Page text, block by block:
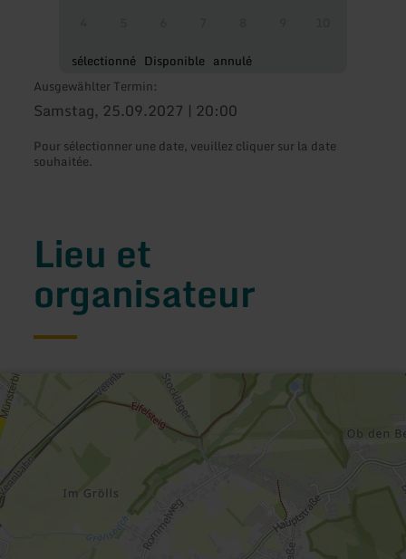
sélectionné Disponible annulé
Ausgewählter Termin:
Samstag, 25.09.2027 | 20:00
Pour sélectionner une date, veuillez cliquer sur la date
souhaitée.
Lieu et
organisateur